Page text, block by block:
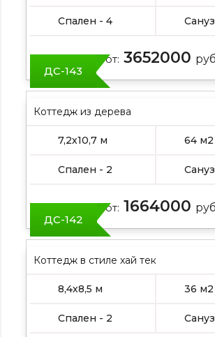
Спален - 4
Цена от: 3652000
ДС-143
Коттедж из дерева
7,2х10,7 м 64 м2
Спален - 2
Цена от: 1664000
ДС-142
Коттедж в стиле хай тек
8,4х8,5 м 36 м2
Спален - 2